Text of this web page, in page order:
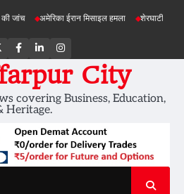
अमेरिका ईरान मिसाइल हमला शेरघाटी छात्रा दुष्कर्म
Twitter
Facebook
LinkedInInstagram
City
covering Business, Education,
Heritage.